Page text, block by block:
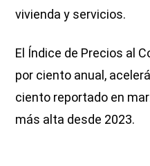
vivienda y servicios.
El Índice de Precios al
por ciento anual,
ciento reportado en
más alta desde 2023.